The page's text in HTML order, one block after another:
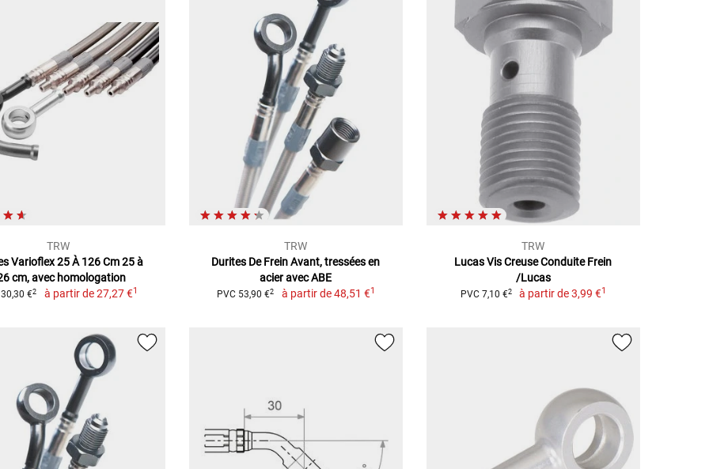
TRW
Varioflex 25 À 126 Cm 25 à
cm, avec homologation
€2 à partir de27,27 €1
TRW
Durites De Frein Avant, tressées en
acier avec ABE
PVC 53,90 €2 à partir de48,51 €1
TRW
Lucas Vis Creuse Conduite Frein
/Lucas
PVC 7,10 €2 à partir de3,99 €1